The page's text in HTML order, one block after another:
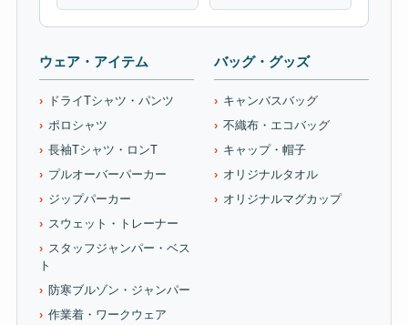
ウェア・アイテム
ドライTシャツ・パンツ
ポロシャツ
長袖Tシャツ・ロンT
プルオーバーパーカー
ジップパーカー
スウェット・トレーナー
スタッフジャンパー・ベス
ト
防寒ブルゾン・ジャンパー
作業着・ワークウェア
バッグ・グッズ
キャンバスバッグ
不織布・エコバッグ
キャップ・帽子
オリジナルタオル
オリジナルマグカップ